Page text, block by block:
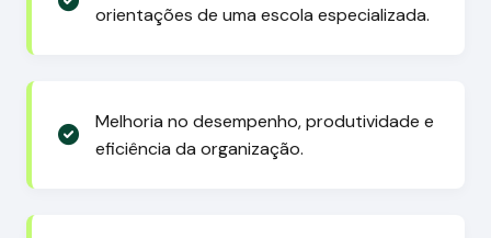
orientações de uma escola especializada.
Melhoria no desempenho, produtividade e
eficiência da organização.